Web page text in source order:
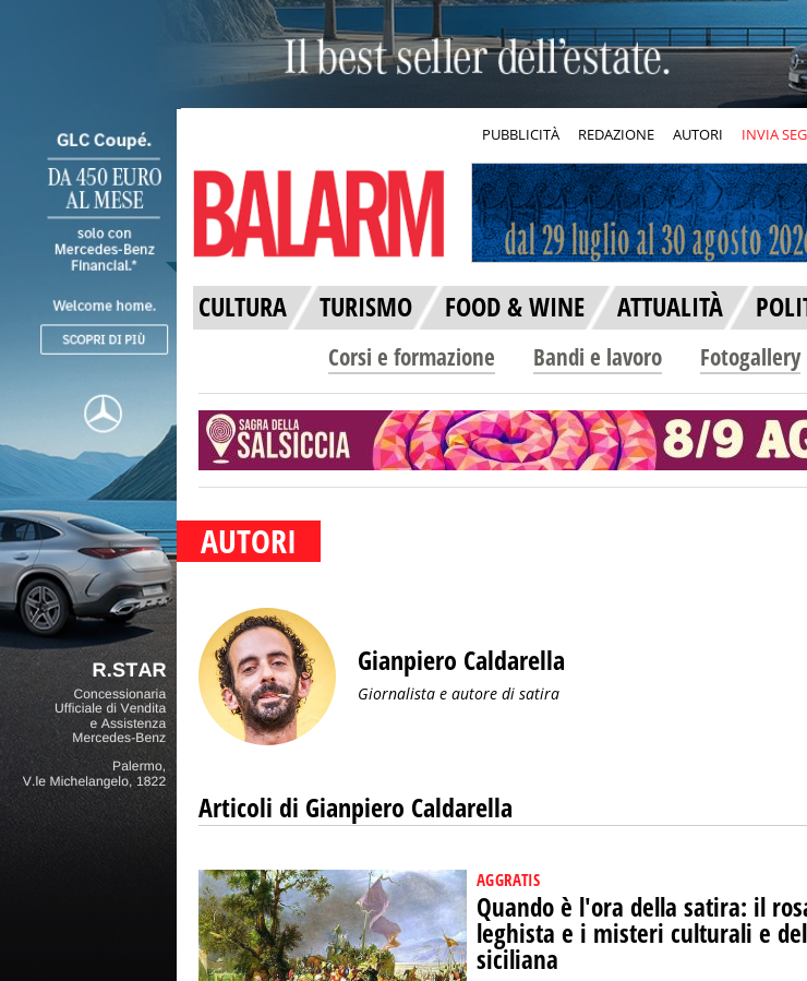
PUBBLICITÀ REDAZIONE AUTORI INVIA
CULTURA TURISMO FOOD & WINE ATTUALITÀ
Corsi e formazione Bandi e lavoro Fotogallery
AUTORI
Gianpiero Caldarella
Giornalista e autore di satira
Articoli di Gianpiero Caldarella
AGGRATIS
Quando è l'ora della satira: il
leghista e i misteri culturali e
siciliana